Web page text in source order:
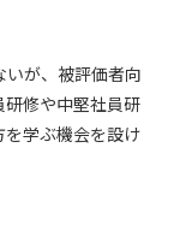
が、被評価者向
研修や中堅社員研
学ぶ機会を設け